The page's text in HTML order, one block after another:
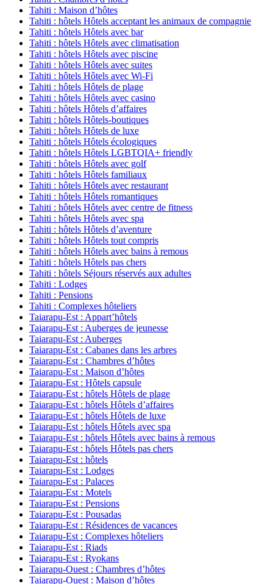
Tahiti : Maison d’hôtes
Tahiti : hôtels Hôtels acceptant les animaux de compagnie
Tahiti : hôtels Hôtels avec bar
Tahiti : hôtels Hôtels avec climatisation
Tahiti : hôtels Hôtels avec piscine
Tahiti : hôtels Hôtels avec suites
Tahiti : hôtels Hôtels avec Wi-Fi
Tahiti : hôtels Hôtels de plage
Tahiti : hôtels Hôtels avec casino
Tahiti : hôtels Hôtels d’affaires
Tahiti : hôtels Hôtels-boutiques
Tahiti : hôtels Hôtels de luxe
Tahiti : hôtels Hôtels écologiques
Tahiti : hôtels Hôtels LGBTQIA+ friendly
Tahiti : hôtels Hôtels avec golf
Tahiti : hôtels Hôtels familiaux
Tahiti : hôtels Hôtels avec restaurant
Tahiti : hôtels Hôtels romantiques
Tahiti : hôtels Hôtels avec centre de fitness
Tahiti : hôtels Hôtels avec spa
Tahiti : hôtels Hôtels d’aventure
Tahiti : hôtels Hôtels tout compris
Tahiti : hôtels Hôtels avec bains à remous
Tahiti : hôtels Hôtels pas chers
Tahiti : hôtels Séjours réservés aux adultes
Tahiti : Lodges
Tahiti : Pensions
Tahiti : Complexes hôteliers
Taiarapu-Est : Appart’hôtels
Taiarapu-Est : Auberges de jeunesse
Taiarapu-Est : Auberges
Taiarapu-Est : Cabanes dans les arbres
Taiarapu-Est : Chambres d’hôtes
Taiarapu-Est : Maison d’hôtes
Taiarapu-Est : Hôtels capsule
Taiarapu-Est : hôtels Hôtels de plage
Taiarapu-Est : hôtels Hôtels d’affaires
Taiarapu-Est : hôtels Hôtels de luxe
Taiarapu-Est : hôtels Hôtels avec spa
Taiarapu-Est : hôtels Hôtels avec bains à remous
Taiarapu-Est : hôtels Hôtels pas chers
Taiarapu-Est : hôtels
Taiarapu-Est : Lodges
Taiarapu-Est : Palaces
Taiarapu-Est : Motels
Taiarapu-Est : Pensions
Taiarapu-Est : Pousadas
Taiarapu-Est : Résidences de vacances
Taiarapu-Est : Complexes hôteliers
Taiarapu-Est : Riads
Taiarapu-Est : Ryokans
Taiarapu-Ouest : Chambres d’hôtes
Taiarapu-Ouest : Maison d’hôtes